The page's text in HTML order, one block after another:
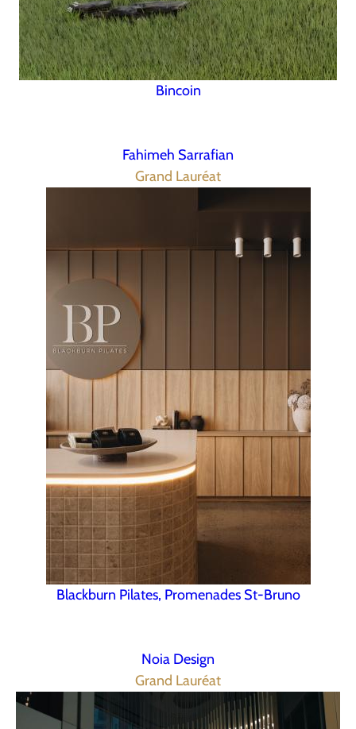
Bincoin
Fahimeh Sarrafian
Grand Lauréat
Blackburn Pilates, Promenades St-Bruno
Noia Design
Grand Lauréat